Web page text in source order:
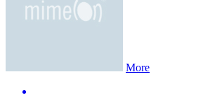
More